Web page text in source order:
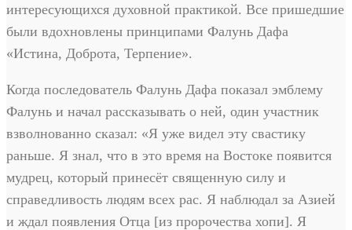
интересующихся духовной практикой. Все пришедшие
были вдохновлены принципами Фалунь Дафа
«Истина, Доброта, Терпение».
Когда последователь Фалунь Дафа показал эмблему
Фалунь и начал рассказывать о ней, один участник
взволнованно сказал: «Я уже видел эту свастику
раньше. Я знал, что в это время на Востоке появится
мудрец, который принесёт священную силу и
справедливость людям всех рас. Я наблюдал за Азией
и ждал появления Отца [из пророчества хопи]. Я